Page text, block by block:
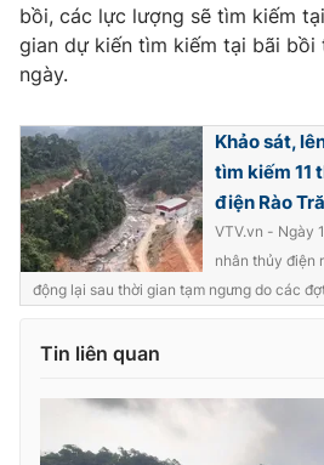
THỜI BÁO VTV
Theo dõi báo trên
Cơ quan chủ quản:Đài Truyền hình
Cơ quan báo chí:Thời báo VTV
Giấy phép hoạt động báo in và báo
Tổng Biên tập:Vũ Thanh Thủy
Nguyễn Trọng Ninh
Tổng đài VTV:
bồi, các lực lượng sẽ tìm kiếm
gian dự kiến tìm kiếm tại bãi bồi
ngày.
Khảo sát,
tìm kiếm 11
điện Rào
VTV.vn - Ngày
nhân thủy điện
động lại sau thời gian tạm ngưng do các
Tin liên quan